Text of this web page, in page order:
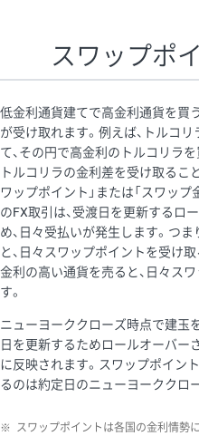
スワップポ
低金利通貨建てで高金利通貨を買
が受け取れます。例えば、トルコ
て、その円で高金利のトルコリラ
トルコリラの金利差を受け取るこ
ワップポイント」または「スワッ
のFX取引は、受渡日を更新するロ
め、日々受払いが発生します。つ
と、日々スワップポイントを受け
金利の高い通貨を売ると、日々ス
す。
ニューヨーククローズ時点で建玉
日を更新するためロールオーバー
に反映されます。スワップポイン
るのは約定日のニューヨーククロ
※ スワップポイントは各国の金利情勢